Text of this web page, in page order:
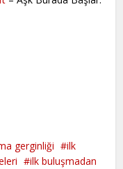
gerginliği
ilk
ilk buluşmadan